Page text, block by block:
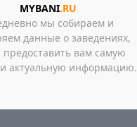
MYBANI.RU
мы собираем и
данные о заведениях,
предоставить вам самую
актуальную информацию.